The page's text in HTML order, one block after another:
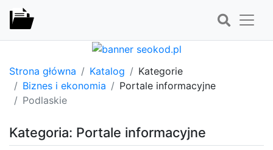
Strona główna Katalog
Kategorie
Biznes i ekonomia
Portale informacyjne
Podlaskie
Kategoria: Portale informacyjne